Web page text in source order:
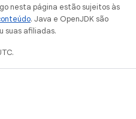
nesta página estão sujeitos às
. Java e OpenJDK são
suas afiliadas.